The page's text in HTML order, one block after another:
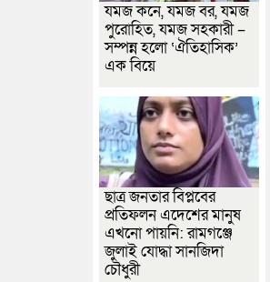
যমজ কনে, যমজ বর, যমজ
পুরোহিত, যমজ সহকারী –
সম্পন্ন হলো ‘ঐতিহাসিক’
এক বিয়ে
ছাত্র জনতার বিপ্লবের
প্রতিফলন এদেশের মানুষ
এখনো পায়নি: রামগঞ্জে
জুলাই যোদ্ধা সানজিদা
চৌধুরী